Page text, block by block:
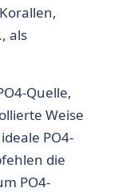
als
Quelle,
Weise
PO4-
die
PO4-